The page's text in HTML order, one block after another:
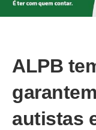
ALPB
autistas